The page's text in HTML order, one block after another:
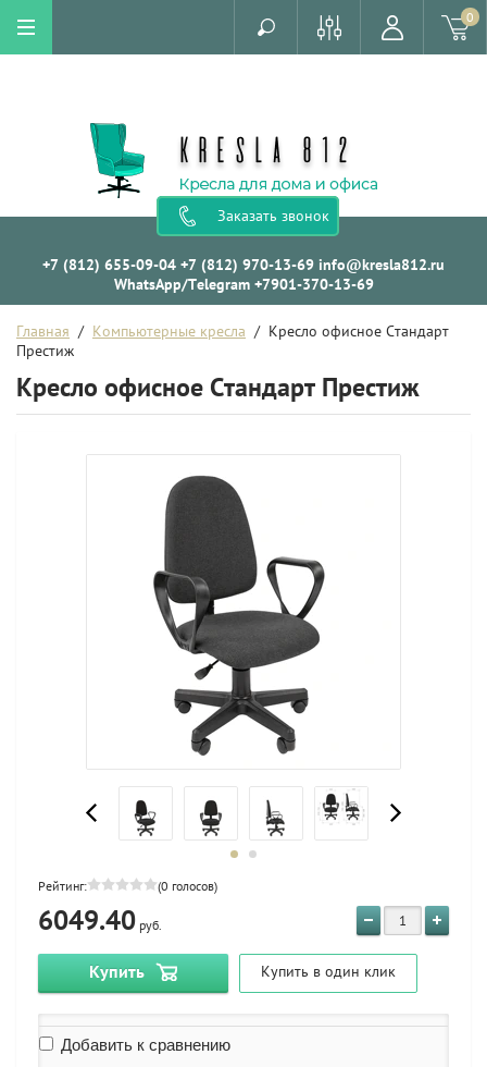
0
Заказать звонок
+7 (812) 655-09-04 +7 (812) 970-13-69 info@kresla812.ru
WhatsApp/Telegram +7901-370-13-69
Главная
  /
Компьютерные кресла
  /  Кресло офисное Стандарт
Престиж
Кресло офисное Стандарт Престиж
Рейтинг: (0 голосов)
6049.40 руб.
Купить Купить в один клик
Добавить к сравнению